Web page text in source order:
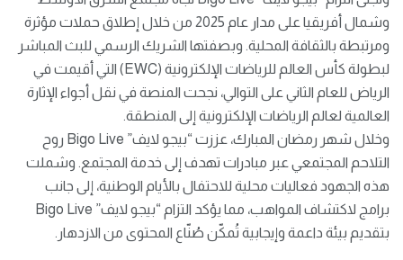
وشمال أفريقيا على مدار عام 2025 من خلال إطلاق حملات مؤثرة
ومرتبطة بالثقافة المحلية. وبصفتها الشريك الرسمي للبث المباشر
لبطولة كأس العالم للرياضات الإلكترونية (EWC) التي أقيمت في
الرياض للعام الثاني على التوالي، نجحت المنصة في نقل أجواء الإثارة
العالمية لعالم الرياضات الإلكترونية إلى المنطقة.
وخلال شهر رمضان المبارك، عززت “بيجو لايف” Bigo Live روح
التلاحم المجتمعي عبر مبادرات تهدف إلى خدمة المجتمع. وشملت
هذه الجهود فعاليات محلية للاحتفال بالأيام الوطنية، إلى جانب
برامج لاكتشاف المواهب، مما يؤكد التزام “بيجو لايف” Bigo Live
بتقديم بيئة داعمة وإيجابية تُمكّن صُنّاع المحتوى من الازدهار.